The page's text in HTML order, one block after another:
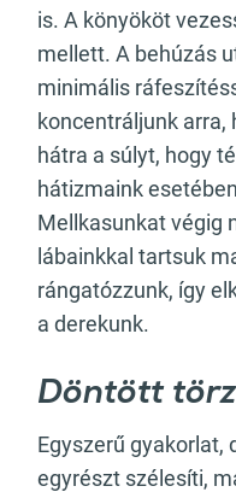
is. A könyököt
mellett. A behúzás
minimális
koncentráljunk arra,
hátra a súlyt, hogy
hátizmaink
Mellkasunkat végig
lábainkkal tartsuk
rángatózzunk, így
a derekunk.
Döntött
Egyszerű gyakorlat,
egyrészt szélesíti,